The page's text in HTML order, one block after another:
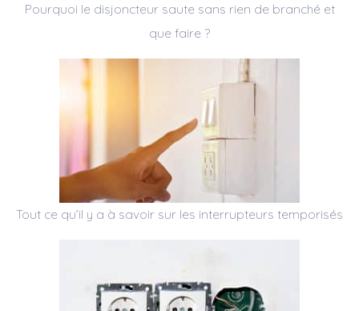
Pourquoi le disjoncteur saute sans rien de branché et
que faire ?
Tout ce qu’il y a à savoir sur les interrupteurs temporisés